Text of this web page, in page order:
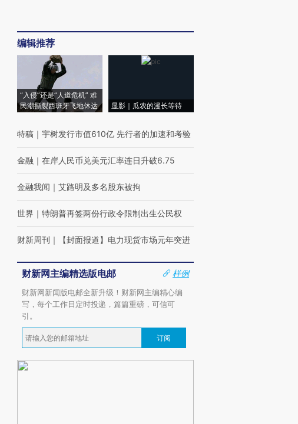
编辑推荐
“入侵”还是“人道危机” 难
民潮撕裂西班牙飞地休达
显影｜瓜农的漫长等待
特稿 ｜ 宇树发行市值610亿 先行者的加速和考验
金融 ｜ 在岸人民币兑美元汇率连日升破6.75
金融我闻 ｜ 艾路明及多名股东被拘
世界 ｜ 特朗普再签两份行政令限制出生公民权
财新周刊 ｜ 【封面报道】电力现货市场元年突进
财新网主编精选版电邮
样例
财新网新闻版电邮全新升级！财新网主编精心编
写，每个工作日定时投递，篇篇重磅，可信可
引。
订阅